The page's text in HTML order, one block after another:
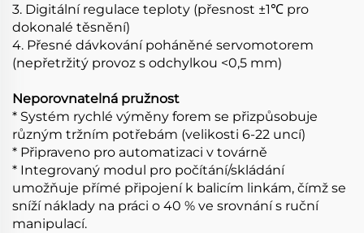
3. Digitální regulace teploty (přesnost ±1℃ pro
dokonalé těsnění)
4. Přesné dávkování poháněné servomotorem
(nepřetržitý provoz s odchylkou <0,5 mm)
Neporovnatelná pružnost
* Systém rychlé výměny forem se přizpůsobuje
různým tržním potřebám (velikosti 6-22 uncí)
* Připraveno pro automatizaci v továrně
* Integrovaný modul pro počítání/skládání
umožňuje přímé připojení k balicím linkám, čímž se
sníží náklady na práci o 40 % ve srovnání s ruční
manipulací.